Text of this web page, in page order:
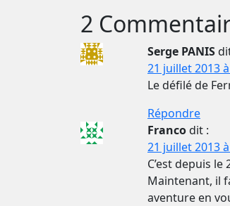
2
Serge PANIS
21 juillet 2013
Le défilé de
Répondre
Francodit :
21 juillet 2013
C’est depuis
Maintenant, il
aventure en